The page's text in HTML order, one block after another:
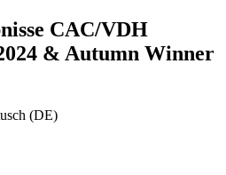
CAC/VDH
& Autumn Winner
(DE)